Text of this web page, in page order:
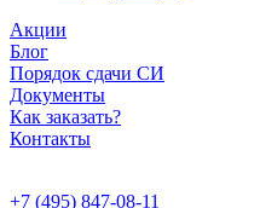
Акции
Блог
Порядок сдачи СИ
Документы
Как заказать?
Контакты
+7 (495) 847-08-11